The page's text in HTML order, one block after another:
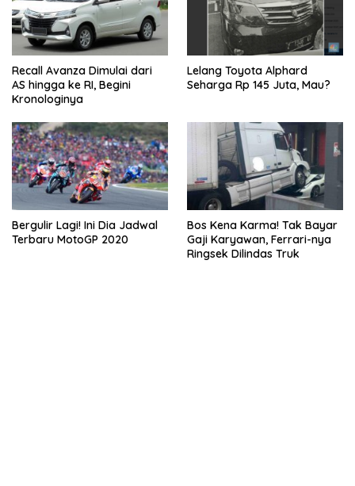
Recall Avanza Dimulai dari
AS hingga ke RI, Begini
Kronologinya
Lelang Toyota Alphard
Seharga Rp 145 Juta, Mau?
Bergulir Lagi! Ini Dia Jadwal
Terbaru MotoGP 2020
Bos Kena Karma! Tak Bayar
Gaji Karyawan, Ferrari-nya
Ringsek Dilindas Truk